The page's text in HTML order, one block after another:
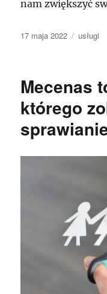
nam zwiększyć
Data
17 maja 2022 Kategorie
usługi
Mecenas
którego